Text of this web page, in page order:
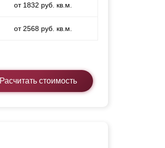
от 1832 руб. кв.м.
от 2568 руб. кв.м.
Расчитать стоимость